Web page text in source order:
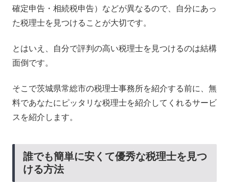
確定申告・相続税申告）などが異なるので、自分にあっ
た税理士を見つけることが大切です。
とはいえ、自分で評判の高い税理士を見つけるのは結構
面倒です。
そこで茨城県常総市の税理士事務所を紹介する前に、無
料であなたにピッタリな税理士を紹介してくれるサービ
スを紹介します。
誰でも簡単に安くて優秀な税理士を見つ
ける方法